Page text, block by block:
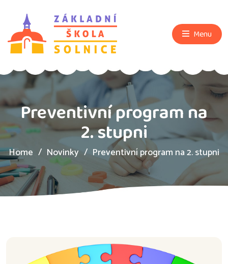
Menu
Preventivní program na
2. stupni
Home Novinky Preventivní program na 2. stupni